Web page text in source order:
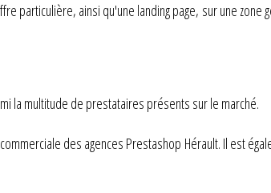
particulière, ainsi qu'une landing page, sur une zone
la multitude de prestataires présents sur le marché.
des agences Prestashop Hérault. Il est